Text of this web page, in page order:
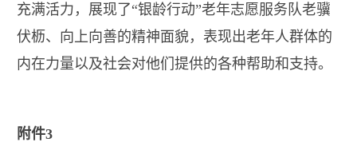
充满活力，展现了“银龄行动”老年志愿服务队老骥
伏枥、向上向善的精神面貌，表现出老年人群体的
内在力量以及社会对他们提供的各种帮助和支持。
附件3